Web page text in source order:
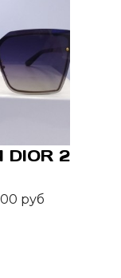
2
руб